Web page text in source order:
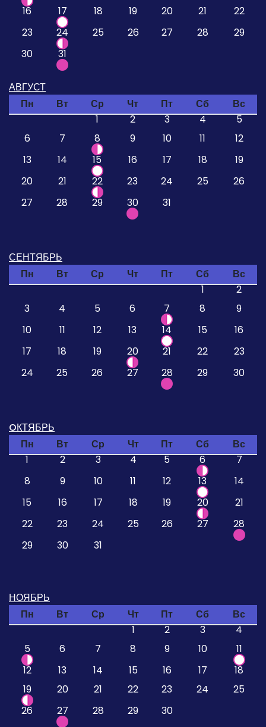
16 17 18 19 20 21
22
23
24 25 26 27 28
29
30
31
АВГУСТ
Пн
Вт Ср Чт Пт Сб
Вс
1
2 3 4
5
6
7 8 9 10 11
12
13
14 15 16 17 18
19
20
21 22 23 24 25
26
27
28 29 30 31
СЕНТЯБРЬ
Пн
Вт Ср Чт Пт Сб
Вс
1
2
3
4 5 6 7 8
9
10
11 12 13 14 15
16
17
18 19 20 21 22
23
24
25 26 27 28 29 30
OКТЯБРЬ
Пн
Вт Ср Чт Пт Сб
Вс
1
2 3 4 5 6
7
8
9 10 11 12 13
14
15
16 17 18 19 20
21
22
23 24 25 26 27
28
29
30 31
НОЯБРЬ
Пн
Вт Ср Чт Пт Сб
Вс
1
2 3
4
5
6 7 8 9 10
11
12
13 14 15 16 17
18
19
20 21 22 23 24
25
26
27 28 29 30